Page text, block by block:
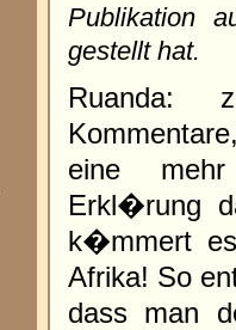
Publikation
gestellt hat.
Ruanda:
eine mehr
Erkl�rung
k�mmert
Afrika! So
dass man